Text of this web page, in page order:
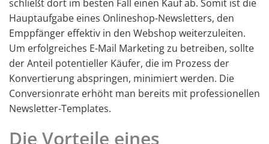
schließt dort im besten Fall einen Kauf ab. Somit ist die
Hauptaufgabe eines Onlineshop-Newsletters, den
Emppfänger effektiv in den Webshop weiterzuleiten.
Um erfolgreiches E-Mail Marketing zu betreiben, sollte
der Anteil potentieller Käufer, die im Prozess der
Konvertierung abspringen, minimiert werden. Die
Conversionrate erhöht man bereits mit professionellen
Newsletter-Templates.
Die Vorteile eines